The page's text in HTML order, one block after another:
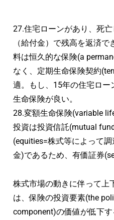
27.住宅ローンがあり、死
（給付金）で残高を返済
料は恒久的な保険(a
なく、定期生命​​保険契約
適。もし、15年の住宅ロ
生命保険が良い。
28.変額生命保険(variable
投資は投資信託(mutual
(equities=株式等によって
金)であるため、有価証券
株式市場の動きに伴って上
は、保険の投資要素(the
component)の価値が低下